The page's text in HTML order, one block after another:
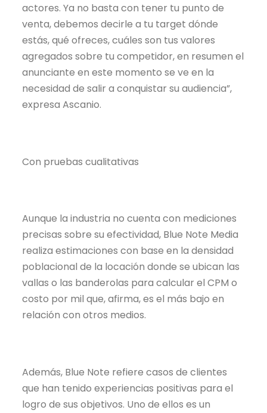
actores. Ya no basta con tener tu punto de
venta, debemos decirle a tu target dónde
estás, qué ofreces, cuáles son tus valores
agregados sobre tu competidor, en resumen el
anunciante en este momento se ve en la
necesidad de salir a conquistar su audiencia”,
expresa Ascanio.
Con pruebas cualitativas
Aunque la industria no cuenta con mediciones
precisas sobre su efectividad, Blue Note Media
realiza estimaciones con base en la densidad
poblacional de la locación donde se ubican las
vallas o las banderolas para calcular el CPM o
costo por mil que, afirma, es el más bajo en
relación con otros medios.
Además, Blue Note refiere casos de clientes
que han tenido experiencias positivas para el
logro de sus objetivos. Uno de ellos es un